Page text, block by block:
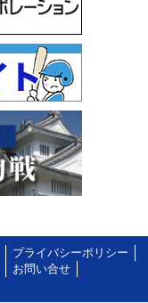
プライバシーポリシー
お問い合せ